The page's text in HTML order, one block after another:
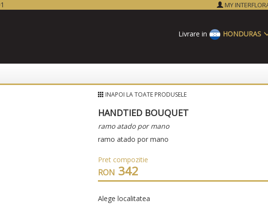
MY
HONDURAS
Livrare in
INAPOI LA TOATE PRODUSELE
HANDTIED BOUQUET
ramo atado por mano
ramo atado por mano
Pret compozitie
RON 342
Alege localitatea